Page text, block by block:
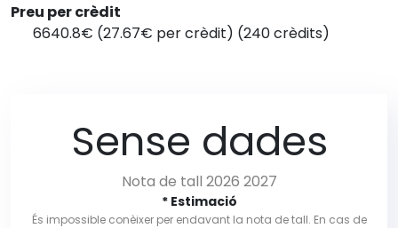
Preu per crèdit
6640.8€ (27.67€ per crèdit) (240 crèdits)
Sense dades
Nota de tall 2026 2027
* Estimació
És impossible conèixer per endavant la nota de tall. En cas de